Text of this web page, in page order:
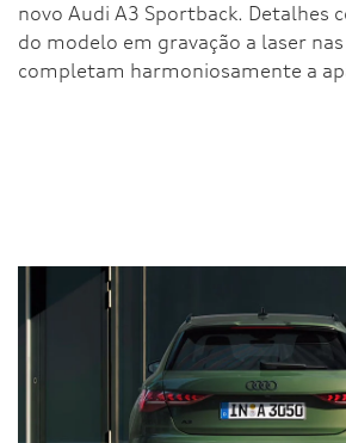
novo Audi A3 Sportback. Detalhes
do modelo em gravação a laser
completam harmoniosamente a